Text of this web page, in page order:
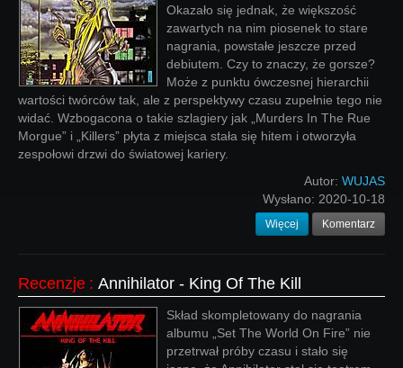
Okazało się jednak, że większość
zawartych na nim piosenek to stare
nagrania, powstałe jeszcze przed
debiutem. Czy to znaczy, że gorsze?
Może z punktu ówczesnej hierarchii
wartości twórców tak, ale z perspektywy czasu zupełnie tego nie
widać. Wzbogacona o takie szlagiery jak „Murders In The Rue
Morgue” i „Killers” płyta z miejsca stała się hitem i otworzyła
zespołowi drzwi do światowej kariery.
Autor: WUJAS
Wysłano: 2020-10-18
Więcej Komentarz
Recenzje : Annihilator - King Of The Kill
Skład skompletowany do nagrania
albumu „Set The World On Fire” nie
przetrwał próby czasu i stało się